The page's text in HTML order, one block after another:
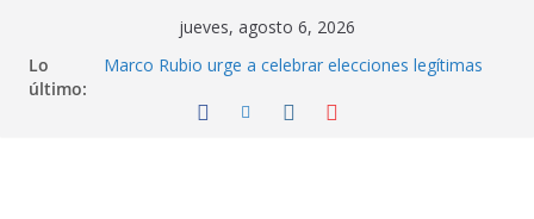
contenido
jueves, agosto 6, 2026
Lo
último:
Marco Rubio urge a celebrar elecciones legítimas
Liga FutVe: Rayo Zuliano busca redimirse en su